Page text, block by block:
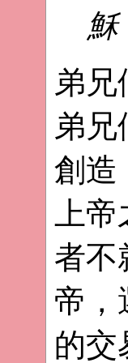
穌
弟兄
弟
創造
上
者不
帝，
的交